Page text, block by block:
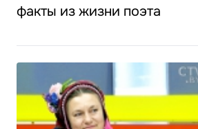
факты из жизни поэта